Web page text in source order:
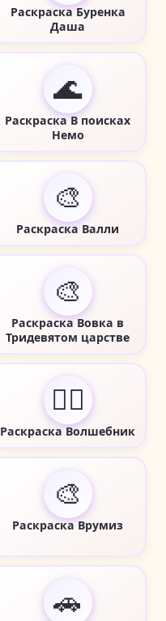
Раскраска Буренка
Даша
🌊
Раскраска В поисках
Немо
🎨
Раскраска Валли
🎨
Раскраска Вовка в
Тридевятом царстве
🧙‍♂️
Раскраска Волшебник
🎨
Раскраска Врумиз
🚗